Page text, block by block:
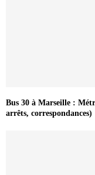
Bus 30 à Marseille :
arrêts, correspondances)